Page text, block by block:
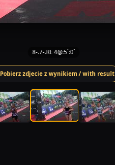
8-.7-.RE 4@:5`:0`
Pobierz zdjecie z wynikiem / with result